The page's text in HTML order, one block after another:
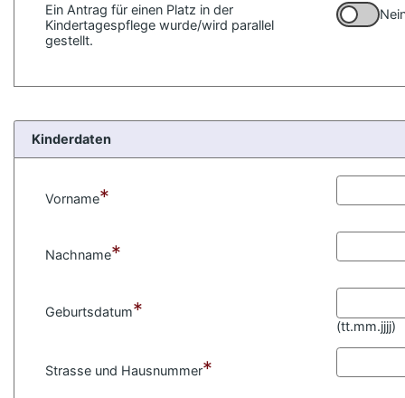
Ein Antrag für einen Platz in der
Kindertagespflege wurde/wird parallel
gestellt.
Kinderdaten
Vorname*
Nachname*
Geburtsdatum*
(tt.mm.jjjj)
Strasse und Hausnummer*